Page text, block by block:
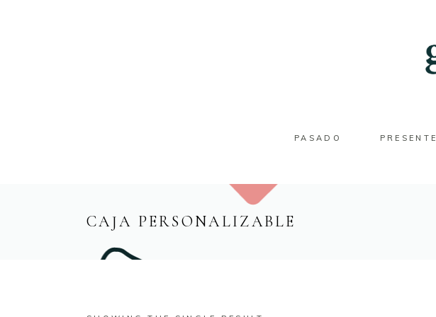
PASADO PRESENTE
CAJA PERSONALIZABLE